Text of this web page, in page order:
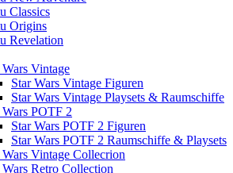
Classics
Origins
Revelation
Wars Vintage
Star Wars Vintage Figuren
Star Wars Vintage Playsets & Raumschiffe
Wars POTF 2
Star Wars POTF 2 Figuren
Star Wars POTF 2 Raumschiffe & Playsets
Wars Vintage Collecrion
Wars Retro Collection